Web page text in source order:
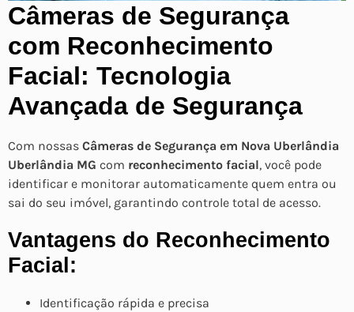
Câmeras de Segurança
com Reconhecimento
Facial: Tecnologia
Avançada de Segurança
Com nossas Câmeras de Segurança em Nova Uberlândia
Uberlândia MG com reconhecimento facial, você pode
identificar e monitorar automaticamente quem entra ou
sai do seu imóvel, garantindo controle total de acesso.
Vantagens do Reconhecimento
Facial:
Identificação rápida e precisa